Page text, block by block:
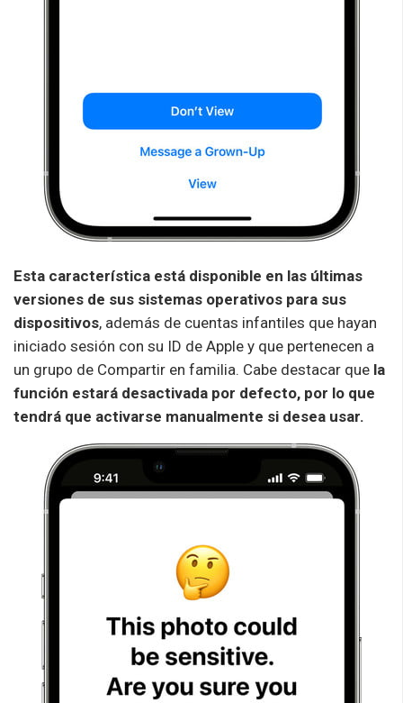
Esta característica está disponible en las últimas
versiones de sus sistemas operativos para sus
dispositivos, además de cuentas infantiles que hayan
iniciado sesión con su ID de Apple y que pertenecen a
un grupo de Compartir en familia. Cabe destacar que la
función estará desactivada por defecto, por lo que
tendrá que activarse manualmente si desea usar.